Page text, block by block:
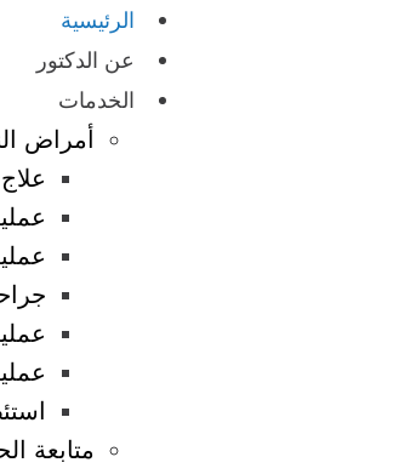
الرئيسية
عن الدكتور
الخدمات
أمراض
متابعة